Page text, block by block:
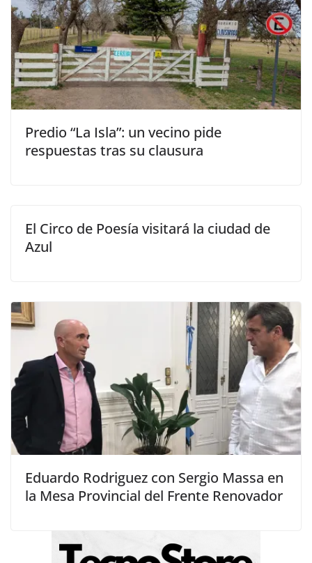
Predio “La Isla”: un vecino pide
respuestas tras su clausura
El Circo de Poesía visitará la ciudad de
Azul
Eduardo Rodriguez con Sergio Massa en
la Mesa Provincial del Frente Renovador